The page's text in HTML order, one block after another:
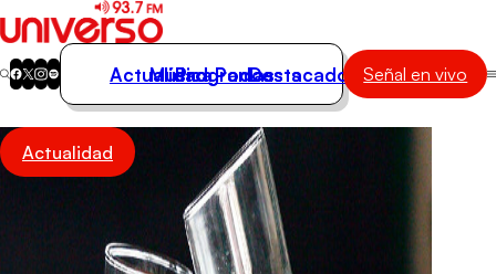
Actualidad
Música
Programas
Podcasts
Destacados
Actualidad
Música
Programas
Podcasts
Destacados Señal en vivo
Actualidad